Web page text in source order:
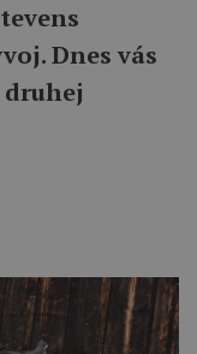
Dnes vás